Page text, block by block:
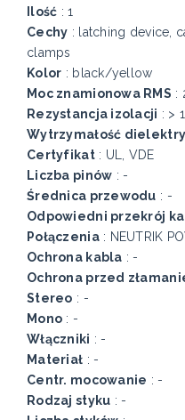
Ilość : 1
Cechy : latching device,
clamps
Kolor : black/yellow
Moc znamionowa RMS :
Rezystancja izolacji : >
Wytrzymałość
Certyfikat: UL, VDE
Liczba pinów : -
Średnica przewodu : -
Odpowiedni przekrój
Połączenia: NEUTRIK
Ochrona kabla : -
Ochrona przed
Stereo : -
Mono : -
Włączniki : -
Materiał : -
Centr. mocowanie : -
Rodzaj styku : -